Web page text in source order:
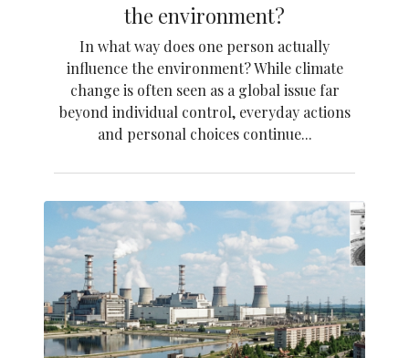
the environment?
In what way does one person actually
influence the environment? While climate
change is often seen as a global issue far
beyond individual control, everyday actions
and personal choices continue...